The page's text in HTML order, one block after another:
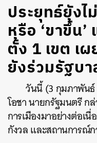
ประยุทธ์ยังไ
หรือ ‘ขาขึ้น
ตั้ง 1 เขต เผ
ยังร่วมรัฐบา
วันนี้ (3กุมภาพันธ์
โอชา นายกรัฐมนตรี ก
การเมืองมาอย่างต่อเ
กังวล และสถานการณ์